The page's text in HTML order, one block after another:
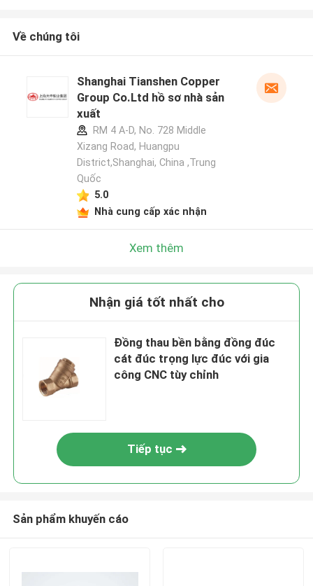
Về chúng tôi
Shanghai Tianshen Copper
Group Co.Ltd hồ sơ nhà sản
xuất
RM 4 A-D, No. 728 Middle
Xizang Road, Huangpu
District,Shanghai, China ,Trung
Quốc
5.0
Nhà cung cấp xác nhận
Xem thêm
Nhận giá tốt nhất cho
Đồng thau bền bằng đồng đúc
cát đúc trọng lực đúc với gia
công CNC tùy chỉnh
Tiếp tục
Sản phẩm khuyến cáo